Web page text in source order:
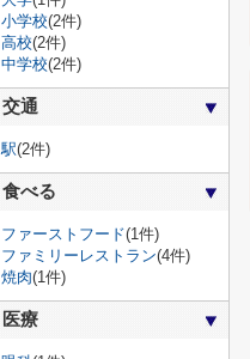
小学校(2件)
高校(2件)
中学校(2件)
交通
駅(2件)
食べる
ファーストフード(1件)
ファミリーレストラン(4件)
焼肉(1件)
医療